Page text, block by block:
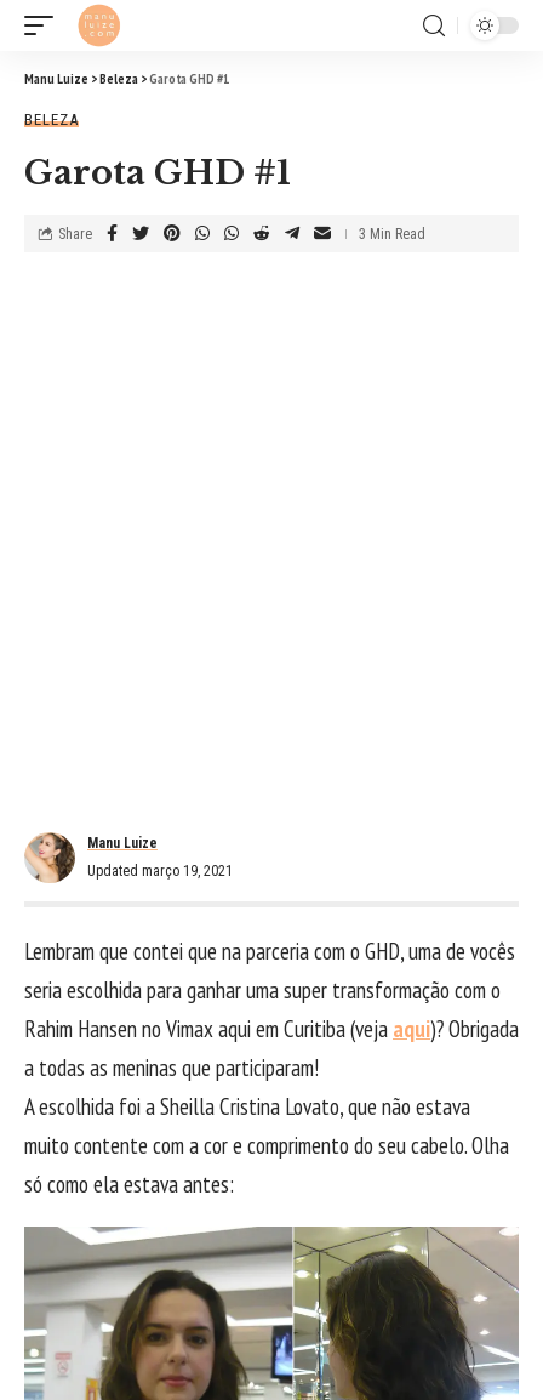
Manu Luize >Beleza >Garota GHD #1
BELEZA
Garota GHD #1
Manu Luize
Updated março 19, 2021
Share 3 Min Read
Lembram que contei que na parceria com o GHD, uma de vocês
seria escolhida para ganhar uma super transformação com o
Rahim Hansen no Vimax aqui em Curitiba (veja aqui)? Obrigada
a todas as meninas que participaram!
A escolhida foi a Sheilla Cristina Lovato, que não estava
muito contente com a cor e comprimento do seu cabelo. Olha
só como ela estava antes: